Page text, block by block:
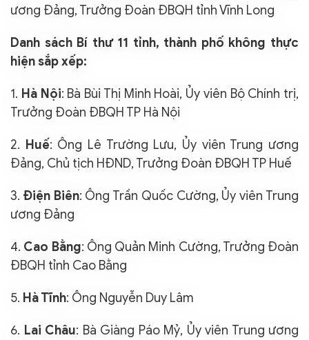
ương Đảng, Trưởng Đoàn ĐBQH tỉnh Vĩnh Long
Danh sách Bí thư 11 tỉnh, thành phố không thực
hiện sắp xếp:
1. Hà Nội: Bà Bùi Thị Minh Hoài, Ủy viên Bộ Chính trị,
Trưởng Đoàn ĐBQH TP Hà Nội
2. Huế: Ông Lê Trường Lưu, Ủy viên Trung ương
Đảng, Chủ tịch HĐND, Trưởng Đoàn ĐBQH TP Huế
3. Điện Biên: Ông Trần Quốc Cường, Ủy viên Trung
ương Đảng
4. Cao Bằng: Ông Quản Minh Cường, Trưởng Đoàn
ĐBQH tỉnh Cao Bằng
5. Hà Tĩnh: Ông Nguyễn Duy Lâm
6. Lai Châu: Bà Giàng Páo Mỷ, Ủy viên Trung ương